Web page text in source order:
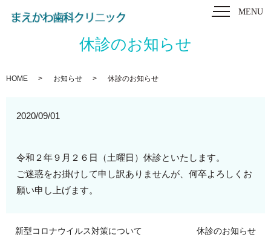
MENU
休診のお知らせ
HOME お知らせ 休診のお知らせ
2020/09/01
令和２年９月２６日（土曜日）休診といたします。
ご迷惑をお掛けして申し訳ありませんが、何卒よろしくお
願い申し上げます。
新型コロナウイルス対策について 休診のお知らせ